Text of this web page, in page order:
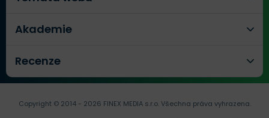
Akademie
Recenze
Copyright © 2014 - 2026 FINEX MEDIA s.r.o.Všechna práva vyhrazena.